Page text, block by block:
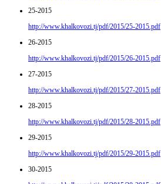
25-2015
http://www.khalkovozi.tj/pdf/2015/25-2015.pdf
26-2015
http://www.khalkovozi.tj/pdf/2015/26-2015.pdf
27-2015
http://www.khalkovozi.tj/pdf/2015/27-2015.pdf
28-2015
http://www.khalkovozi.tj/pdf/2015/28-2015.pdf
29-2015
http://www.khalkovozi.tj/pdf/2015/29-2015.pdf
30-2015